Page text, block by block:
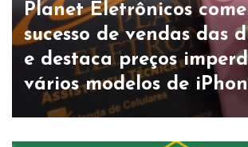
Planet Eletrônicos
sucesso de vendas das
e destaca preços
vários modelos de